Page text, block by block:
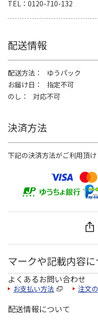
TEL
0120-710-132
配送情報
配送方法
ゆうパック
お届け日
指定不可
のし
対応不可
決済方法
下記の決済方法がご利用頂け
マークや記載内容に
よくあるお問い合わせ
お支払い方法 注文
配送情報について